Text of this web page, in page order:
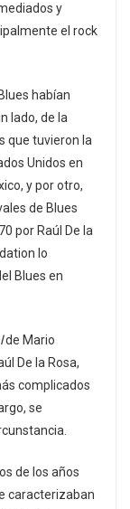
y
el rock
habían
lado, de la
que tuvieron la
Unidos en
y por otro,
de Blues
por Raúl De la
lo
Blues en
de Mario
De la Rosa,
complicados
se
de los años
caracterizaban